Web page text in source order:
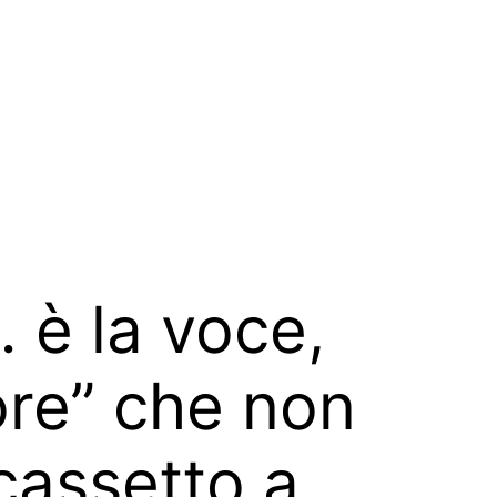
è la voce,
che non